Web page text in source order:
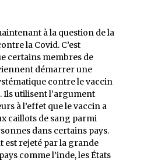
à la question de la
la Covid. C’est
certains membres de
démarrer une
contre le vaccin
Ils utilisent l’argument
à l’effet que le vaccin a
caillots de sang parmi
dans certains pays.
est rejeté par la grande
comme l’inde, les États